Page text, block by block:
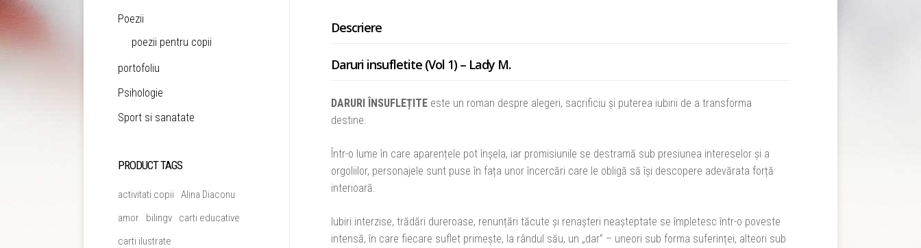
Descriere
Daruri insufletite (Vol 1) – Lady M.
DARURI ÎNSUFLEȚITE este un roman despre alegeri, sacrificiu și puterea iubirii de a transforma
destine.
Într-o lume în care aparențele pot înșela, iar promisiunile se destramă sub presiunea intereselor și a
orgoliilor, personajele sunt puse în fața unor încercări care le obligă să își descopere adevărata forță
interioară.
Iubiri interzise, trădări dureroase, renunțări tăcute și renașteri neașteptate se împletesc într-o poveste
intensă, în care fiecare suflet primește, la rândul său, un „dar” – uneori sub forma suferinței, alteori sub
Poezii
poezii pentru copii
portofoliu
Psihologie
Sport si sanatate
PRODUCT TAGS
activitati copii
Alina Diaconu
amor
bilingv
carti educative
carti ilustrate